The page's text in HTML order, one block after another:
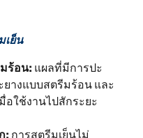
เย็น
ร้อน: แผลที่มีการปะ
ยางแบบสตรีมร้อน และ
อใช้งานไปสักระยะ
: การสตรีมเย็นไม่